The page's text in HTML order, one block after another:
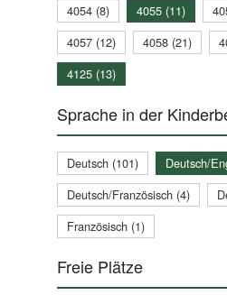
4054 (8)
4055 (11)
4057 (12)
4058 (21)
4125 (13)
Sprache in der
Deutsch (101)
Deutsch/
Deutsch/Französisch (4)
Französisch (1)
Freie Plätze